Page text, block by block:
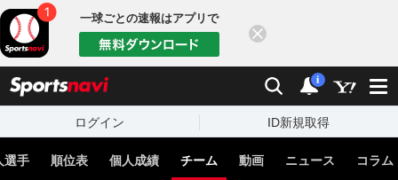
一球ごとの速報はアプリで
検索 通知
i
ログイン ID新規取得
選手 順位表 個人成績 チーム 動画 ニュース コラム